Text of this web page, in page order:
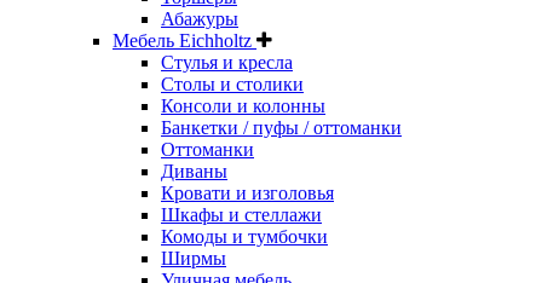
Абажуры
Мебель Eichholtz
Стулья и кресла
Столы и столики
Консоли и колонны
Банкетки / пуфы / оттоманки
Оттоманки
Диваны
Кровати и изголовья
Шкафы и стеллажи
Комоды и тумбочки
Ширмы